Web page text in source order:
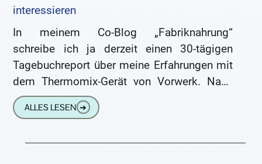
interessieren
In meinem Co-Blog „Fabriknahrung“
schreibe ich ja derzeit einen 30-tägigen
Tagebuchreport über meine Erfahrungen mit
dem Thermomix-Gerät von Vorwerk. Nach
einem Artikel, in dem ich die urbane
Legende von zerstückelten
ALLES LESEN ➔